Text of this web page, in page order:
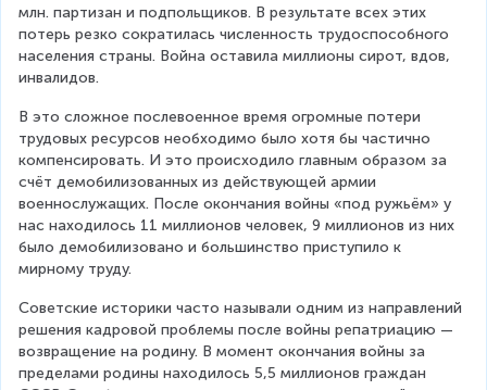
млн. партизан и подпольщиков. В результате всех этих
потерь резко сократилась численность трудоспособного
населения страны. Война оставила миллионы сирот, вдов,
инвалидов.
В это сложное послевоенное время огромные потери
трудовых ресурсов необходимо было хотя бы частично
компенсировать. И это происходило главным образом за
счёт демобилизованных из действующей армии
военнослужащих. После окончания войны «под ружьём» у
нас находилось 11 миллионов человек, 9 миллионов из них
было демобилизовано и большинство приступило к
мирному труду.
Советские историки часто называли одним из направлений
решения кадровой проблемы после войны репатриацию —
возвращение на родину. В момент окончания войны за
пределами родины находилось 5,5 миллионов граждан